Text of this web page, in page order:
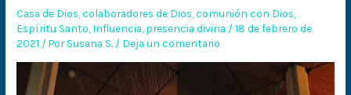
Casa de Dios ,colaboradores de Dios ,comunión con Dios
Espíritu Santo Influencia presencia divina /18 de febrero de
2021 / PorSusana S. / Deja un comentario